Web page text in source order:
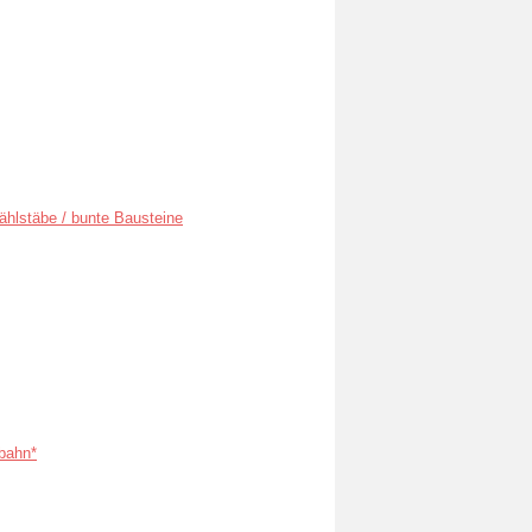
/ bunte Bausteine